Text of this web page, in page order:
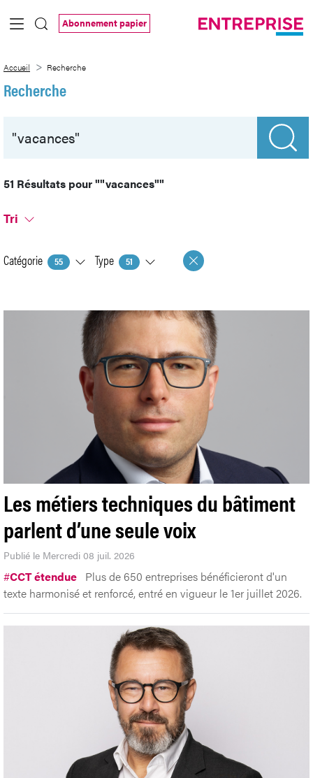
Saut au contenu principal
Abonnement papier
Accueil Recherche
Recherche
51 Résultats pour""vacances""
Tri
Catégorie 55 Type 51
Les métiers techniques du bâtiment
parlent d’une seule voix
Publié le Mercredi 08 juil. 2026
#CCT étendue Plus de 650 entreprises bénéficieront d'un
texte harmonisé et renforcé, entré en vigueur le 1er juillet 2026.